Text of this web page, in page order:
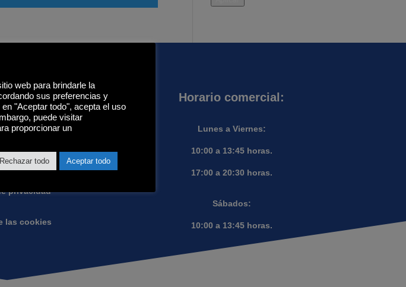
Eurotenerife:
generales
privacidad
las cookies
Horario comercial:
Lunes a Viernes:
10:00 a 13:45 horas.
17:00 a 20:30 horas.
Sábados:
10:00 a 13:45 horas.
web para brindarle la
sus preferencias y
"Aceptar todo", acepta el uso
puede visitar
proporcionar un
Rechazar todo Aceptar todo